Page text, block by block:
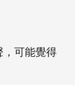
可能覺得